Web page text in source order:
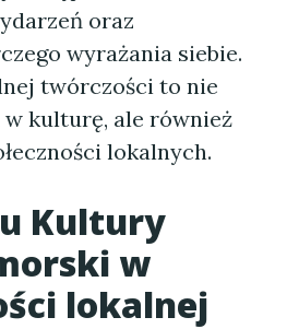
oraz
wyrażania siebie.
twórczości to nie
kulturę, ale również
lokalnych.
Kultury
w
lokalnej